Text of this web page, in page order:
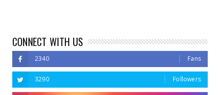
CONNECT WITH US
2340 Fans
3290 Followers